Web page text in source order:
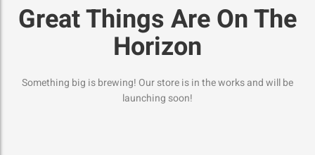
Great Things Are On The
Horizon
Something big is brewing! Our store is in the works and will be
launching soon!